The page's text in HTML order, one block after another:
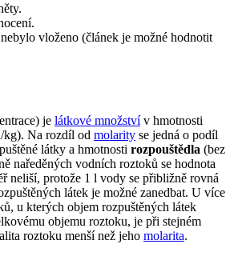
vloženo (článek je možné hodnotit
je látkové množstvív hmotnosti
kg). Na rozdíl od molarity se jedná o podíl
látky a hmotnosti rozpouštědla (bez
naředěných vodních roztoků se hodnota
neliší, protože 1 l vody se přibližně rovná
látek je možné zanedbat. U více
u kterých objem rozpuštěných látek
objemu roztoku, je při stejném
roztoku menší než jeho molarita.